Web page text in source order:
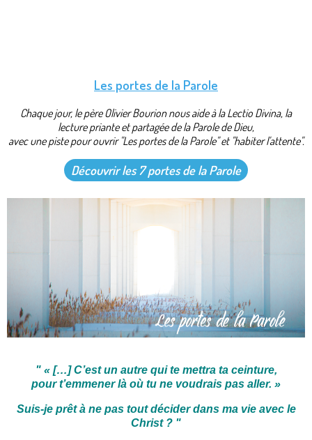
Les portes de la Parole
Chaque jour, le père Olivier Bourion nous aide à la Lectio Divina, la
lecture priante et partagée de la Parole de Dieu,
avec une piste pour ouvrir "Les portes de la Parole" et "habiter l'attente".
Découvrir les 7 portes de la Parole
" « […] C’est un autre qui te mettra ta ceinture,
pour t’emmener là où tu ne voudrais pas aller. »
Suis-je prêt à ne pas tout décider dans ma vie avec le
Christ ? "